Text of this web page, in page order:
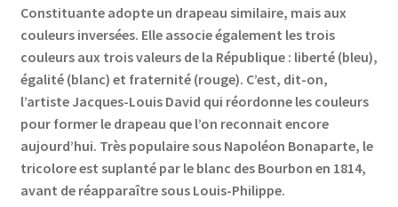
Constituante adopte un drapeau similaire, mais aux
couleurs inversées. Elle associe également les trois
couleurs aux trois valeurs de la République : liberté (bleu),
égalité (blanc) et fraternité (rouge). C’est, dit-on,
l’artiste Jacques-Louis David qui réordonne les couleurs
pour former le drapeau que l’on reconnait encore
aujourd’hui. Très populaire sous Napoléon Bonaparte, le
tricolore est suplanté par le blanc des Bourbon en 1814,
avant de réapparaître sous Louis-Philippe.